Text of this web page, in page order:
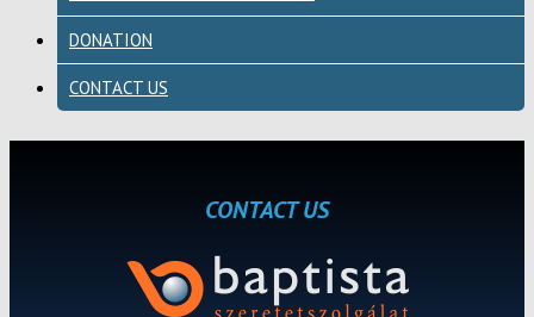
DONATION
CONTACT US
CONTACT US